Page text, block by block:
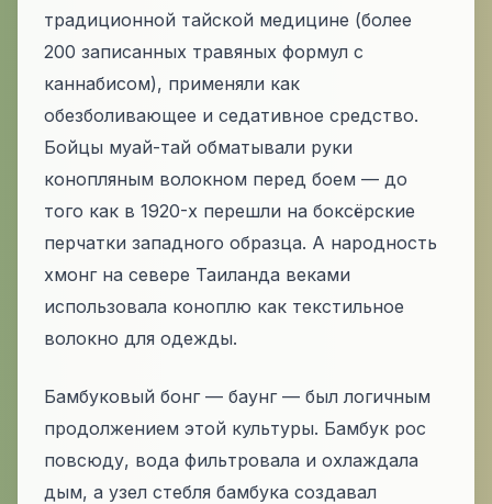
традиционной тайской медицине (более
200 записанных травяных формул с
каннабисом), применяли как
обезболивающее и седативное средство.
Бойцы муай-тай обматывали руки
конопляным волокном перед боем — до
того как в 1920-х перешли на боксёрские
перчатки западного образца. А народность
хмонг на севере Таиланда веками
использовала коноплю как текстильное
волокно для одежды.
Бамбуковый бонг — баунг— был логичным
продолжением этой культуры. Бамбук рос
повсюду, вода фильтровала и охлаждала
дым, а узел стебля бамбука создавал